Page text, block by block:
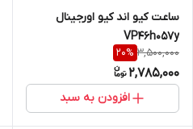
ساعت کیو اند کیو اورجینال
VP46h057y
3,500,000
20%
2,785,000
افزودن به سبد